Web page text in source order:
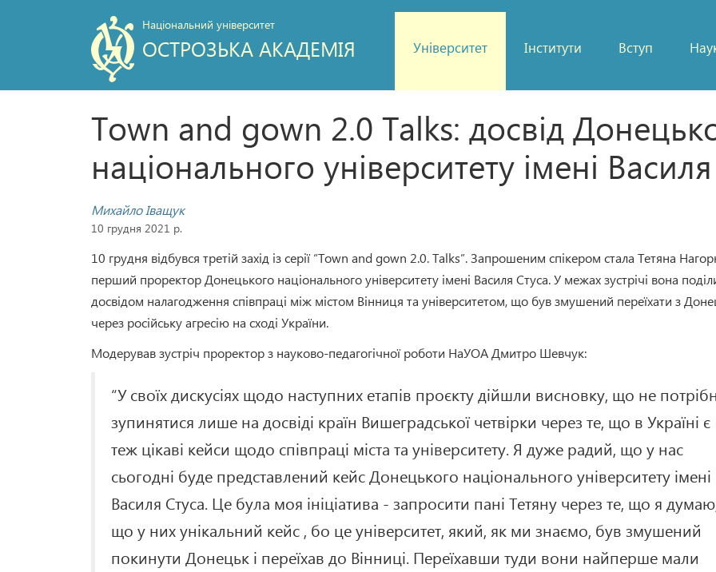
Національний університет
ОСТРОЗЬКА АКАДЕМІЯ Університет Інститути Вступ
Town and gown 2.0 Talks: досвід
національного університету імені
Михайло Іващук
10 грудня 2021 р.
10 грудня відбувся третій захід із серії “Town and gown 2.0. Talks”. Запрошеним спікером стала Тетяна
перший проректор Донецького національного університету імені Василя Стуса. У межах зустрічі вона
досвідом налагодження співпраці між містом Вінниця та університетом, що був змушений переїхати з
через російську агресію на сході України.
Модерував зустріч проректор з науково-педагогічної роботи НаУОА Дмитро Шевчук:
“У своїх дискусіях щодо наступних етапів проєкту дійшли висновку, що не
зупинятися лише на досвіді країн Вишеградської четвірки через те, що в Україні є
теж цікаві кейси щодо співпраці міста та університету. Я дуже радий, що у нас
сьогодні буде представлений кейс Донецького національного університету імені
Василя Стуса. Це була моя ініціатива - запросити пані Тетяну через те, що я
що у них унікальний кейс , бо це університет, який, як ми знаємо, був змушений
покинути Донецьк і переїхав до Вінниці. Переїхавши туди вони найперше мали